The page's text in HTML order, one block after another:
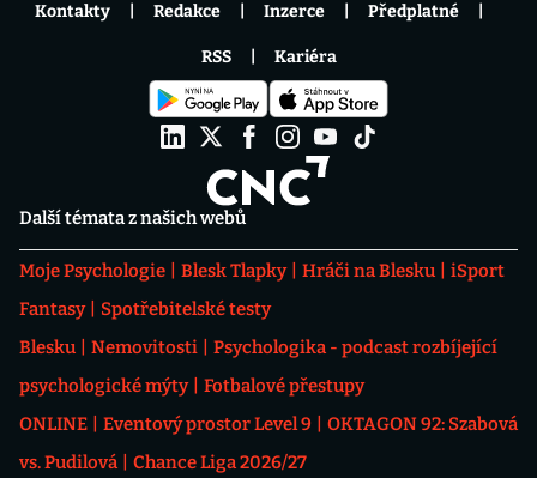
Další témata z našich webů
Moje Psychologie Blesk Tlapky Hráči na Blesku
iSport
Fantasy
Spotřebitelské testy
Blesku
Nemovitosti
Psychologika - podcast rozbíjející
psychologické mýty
Fotbalové přestupy
ONLINE
Eventový prostor Level 9
OKTAGON 92: Szabová
vs. Pudilová
Chance Liga 2026/27
Kontakty Redakce Inzerce Předplatné
RSS Kariéra